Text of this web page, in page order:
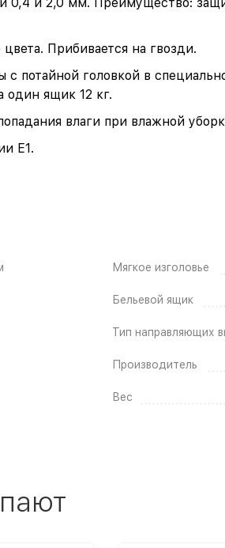
Прибивается на гвозди.
потайной головкой в
один ящик 12 кг.
влаги при влажной
Е1.
Мягкое изголовье
Бельевой ящик
Тип направляющих
Производитель
Вес